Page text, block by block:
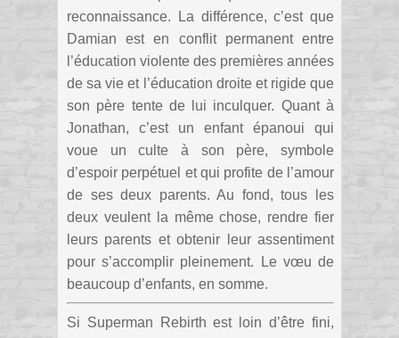
reconnaissance. La différence, c’est que
Damian est en conflit permanent entre
l’éducation violente des premières années
de sa vie et l’éducation droite et rigide que
son père tente de lui inculquer. Quant à
Jonathan, c’est un enfant épanoui qui
voue un culte à son père, symbole
d’espoir perpétuel et qui profite de l’amour
de ses deux parents. Au fond, tous les
deux veulent la même chose, rendre fier
leurs parents et obtenir leur assentiment
pour s’accomplir pleinement. Le vœu de
beaucoup d’enfants, en somme.
Si Superman Rebirth est loin d’être fini,